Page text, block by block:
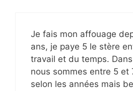
Je fais mon affouage
ans, je paye 5 le stère
travail et du temps.
nous sommes entre 5 et
selon les années mais